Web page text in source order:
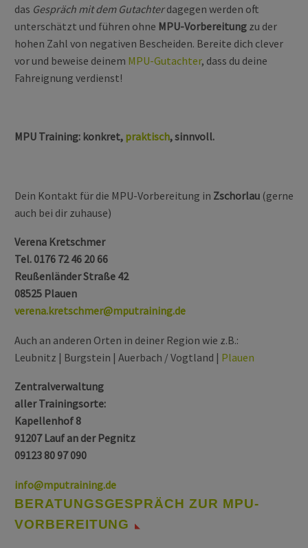
das Gespräch mit dem Gutachterdagegen werden oft
unterschätzt und führen ohne MPU-Vorbereitung zu der
hohen Zahl von negativen Bescheiden. Bereite dich clever
vor und beweise deinem MPU-Gutachter, dass du deine
Fahreignung verdienst!
MPU Training: konkret, praktisch, sinnvoll.
Dein Kontakt für die MPU-Vorbereitung in Zschorlau (gerne
auch bei dir zuhause)
Verena Kretschmer
Tel. 0176 72 46 20 66
Reußenländer Straße 42
08525 Plauen
verena.kretschmer@mputraining.de
Auch an anderen Orten in deiner Region wie z.B.:
Leubnitz | Burgstein | Auerbach / Vogtland | Plauen
Zentralverwaltung
aller Trainingsorte:
Kapellenhof 8
91207 Lauf an der Pegnitz
09123 80 97 090
info@mputraining.de
BERATUNGSGESPRÄCH ZUR MPU-
VORBEREITUNG